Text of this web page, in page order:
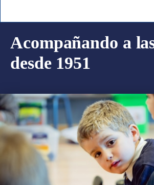
Acompañando a
desde 1951